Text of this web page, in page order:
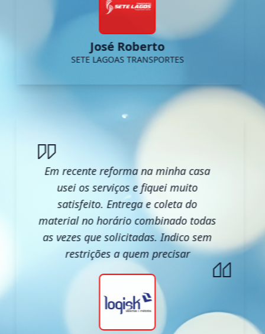
José Roberto
SETE LAGOAS TRANSPORTES
Em recente reforma na minha casa
usei os serviços e fiquei muito
satisfeito. Entrega e coleta do
material no horário combinado todas
as vezes que solicitadas. Indico sem
restrições a quem precisar